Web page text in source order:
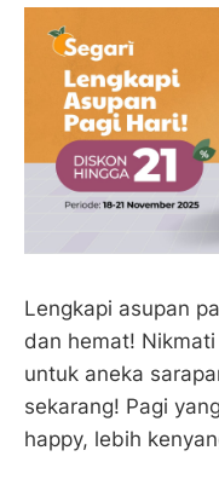
Lengkapi asupan
dan hemat! Nikmati
untuk aneka
sekarang! Pagi
happy, lebih